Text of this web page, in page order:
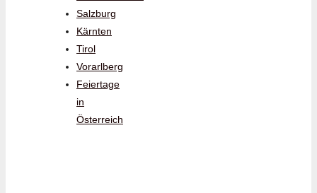
Salzburg
Kärnten
Tirol
Vorarlberg
Feiertage
in
Österreich